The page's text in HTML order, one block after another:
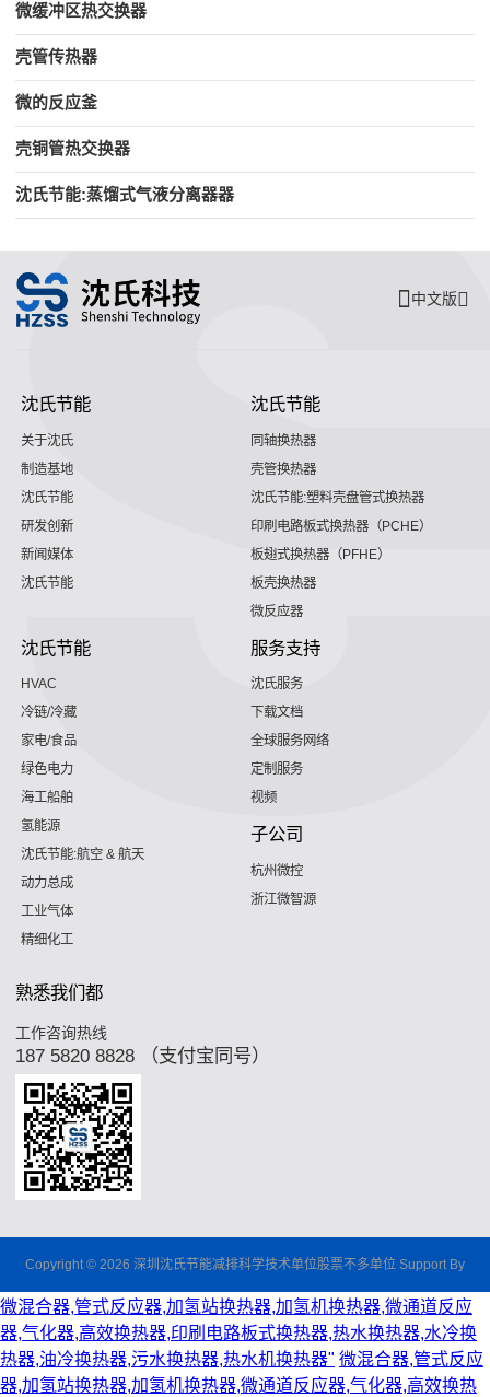
微缓冲区热交换器
壳管传热器
微的反应釜
壳铜管热交换器
沈氏节能:蒸馏式气液分离器器
中文版
沈氏节能
关于沈氏
制造基地
沈氏节能
研发创新
新闻媒体
沈氏节能
沈氏节能
同轴换热器
壳管换热器
沈氏节能:塑料壳盘管式换热器
印刷电路板式换热器（PCHE）
板翅式换热器（PFHE）
板壳换热器
微反应器
沈氏节能
HVAC
冷链/冷藏
家电/食品
绿色电力
海工船舶
氢能源
沈氏节能:航空 & 航天
动力总成
工业气体
精细化工
服务支持
沈氏服务
下载文档
全球服务网络
定制服务
视频
子公司
杭州微控
浙江微智源
熟悉我们都
工作咨询热线
187 5820 8828 （支付宝同号）
Copyright © 2026 深圳沈氏节能减排科学技术单位股票不多单位 Support By
微混合器,管式反应器,加氢站换热器,加氢机换热器,微通道反应
器,气化器,高效换热器,印刷电路板式换热器,热水换热器,水冷换
热器,油冷换热器,污水换热器,热水机换热器" 微混合器,管式反应
器,加氢站换热器,加氢机换热器,微通道反应器,气化器,高效换热